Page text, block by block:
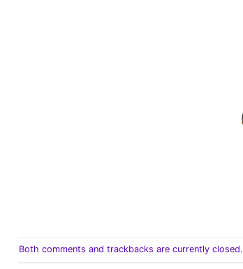
Both comments and trackbacks are currently closed.